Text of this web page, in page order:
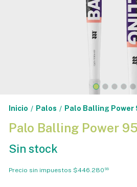
Inicio / Palos / Palo Balling Power
Palo Balling Power
Sin stock
Precio sin impuestos $446.280 99